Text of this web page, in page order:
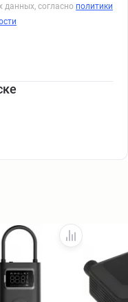
данных, согласно политики